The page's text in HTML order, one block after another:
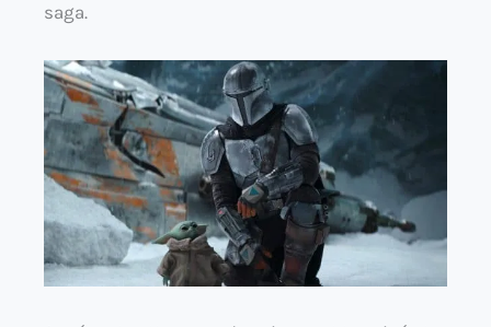
saga.